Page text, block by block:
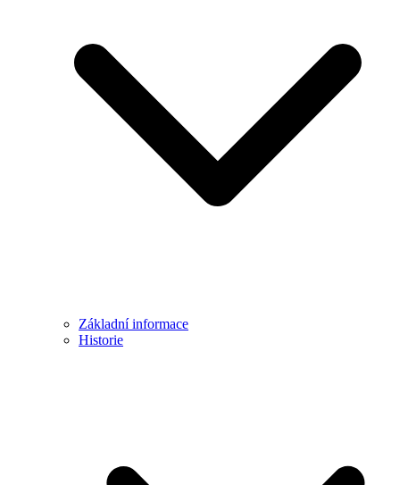
Základní informace
Historie